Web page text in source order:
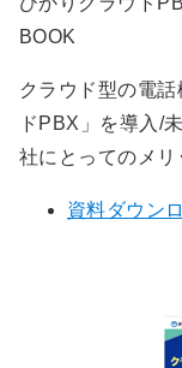
BOOK
クラウド型の電
ドPBX」を導入/
社にとってのメリ
資料ダウン